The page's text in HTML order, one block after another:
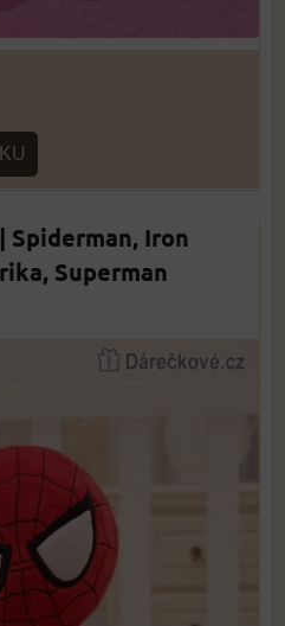
Spiderman, Iron
Superman